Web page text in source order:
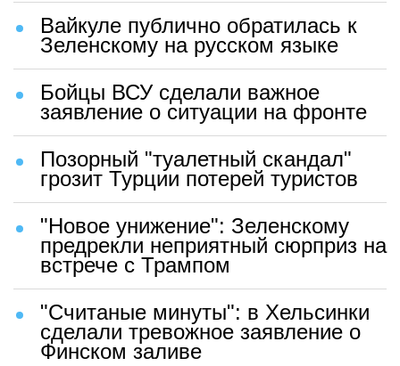
Вайкуле публично обратилась к
Зеленскому на русском языке
Бойцы ВСУ сделали важное
заявление о ситуации на фронте
Позорный "туалетный скандал"
грозит Турции потерей туристов
"Новое унижение": Зеленскому
предрекли неприятный сюрприз на
встрече с Трампом
"Считаные минуты": в Хельсинки
сделали тревожное заявление о
Финском заливе